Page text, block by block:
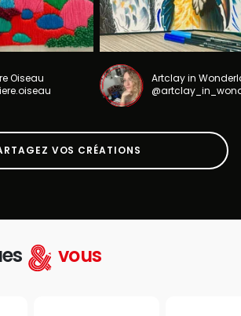
Oiseau
Artclay in
VOS CRÉATIONS
vous